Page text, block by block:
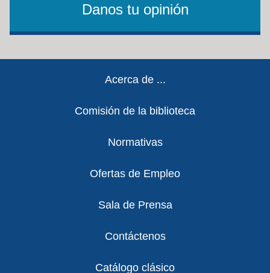
Danos tu opinión
Acerca de ...
Comisión de la biblioteca
Normativas
Ofertas de Empleo
Sala de Prensa
Contáctenos
Catálogo clásico